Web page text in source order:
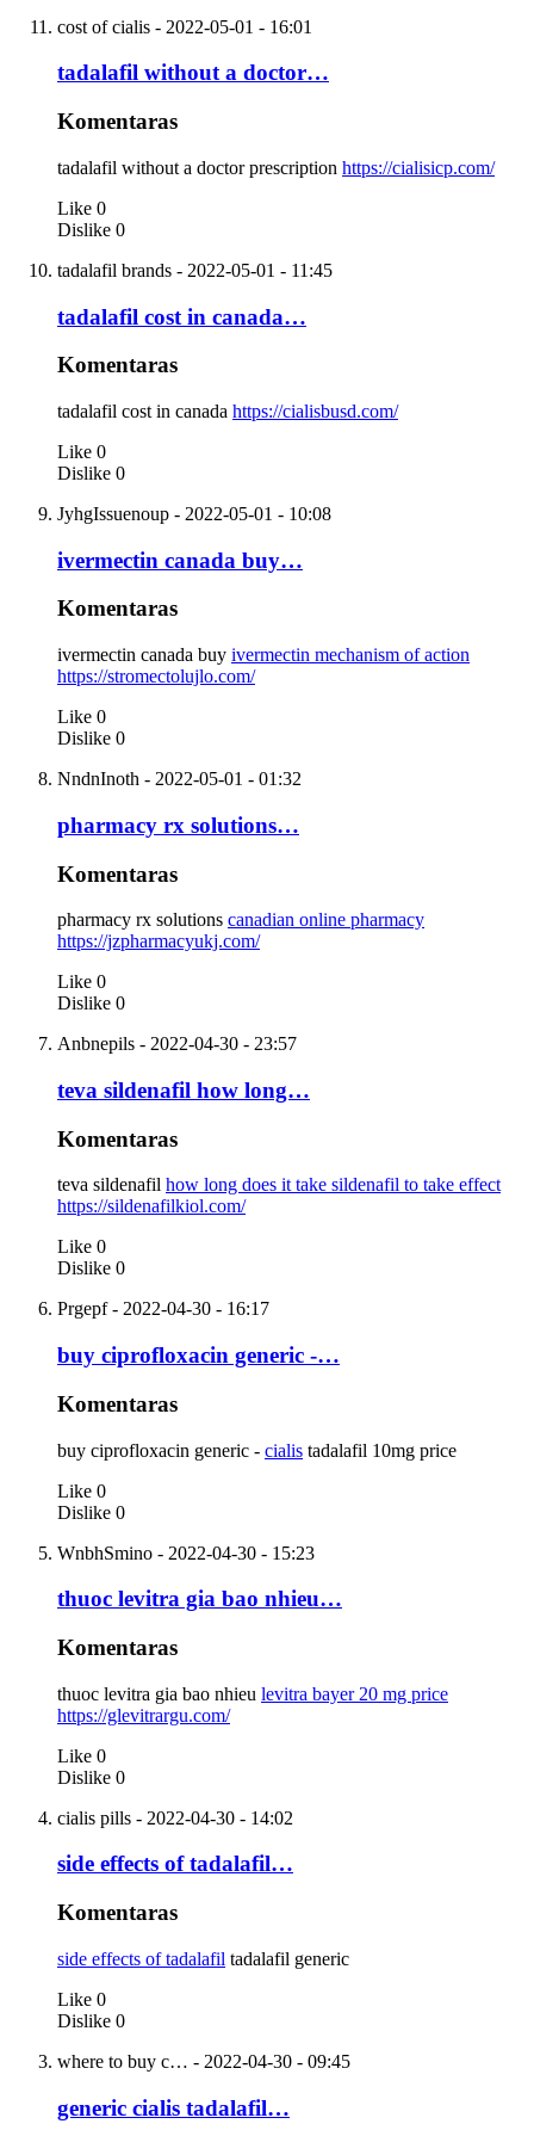
cost of cialis - 2022-05-01 - 16:01
tadalafil without a doctor…
Komentaras
tadalafil without a doctor prescription https://cialisicp.com/
Like 0
Dislike 0
tadalafil brands - 2022-05-01 - 11:45
tadalafil cost in canada…
Komentaras
tadalafil cost in canada https://cialisbusd.com/
Like 0
Dislike 0
JyhgIssuenoup - 2022-05-01 - 10:08
ivermectin canada buy…
Komentaras
ivermectin canada buy ivermectin mechanism of action
https://stromectolujlo.com/
Like 0
Dislike 0
NndnInoth - 2022-05-01 - 01:32
pharmacy rx solutions…
Komentaras
pharmacy rx solutions canadian online pharmacy
https://jzpharmacyukj.com/
Like 0
Dislike 0
Anbnepils - 2022-04-30 - 23:57
teva sildenafil how long…
Komentaras
teva sildenafil how long does it take sildenafil to take effect
https://sildenafilkiol.com/
Like 0
Dislike 0
Prgepf- 2022-04-30 - 16:17
buy ciprofloxacin generic -…
Komentaras
buy ciprofloxacin generic - cialis tadalafil 10mg price
Like 0
Dislike 0
WnbhSmino - 2022-04-30 - 15:23
thuoc levitra gia bao nhieu…
Komentaras
thuoc levitra gia bao nhieu levitra bayer 20 mg price
https://glevitrargu.com/
Like 0
Dislike 0
cialis pills - 2022-04-30 - 14:02
side effects of tadalafil…
Komentaras
side effects of tadalafil tadalafil generic
Like 0
Dislike 0
where to buy c… - 2022-04-30 - 09:45
generic cialis tadalafil…